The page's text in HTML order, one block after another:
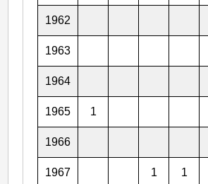
1962
1963
1964
1965 1
1966
1967 1 1